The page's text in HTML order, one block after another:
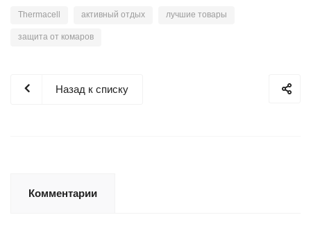
Thermacell активный отдых лучшие товары
защита от комаров
Назад к списку
Комментарии